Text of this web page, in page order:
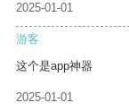
2025-01-01
游客
这个是app神器
2025-01-01